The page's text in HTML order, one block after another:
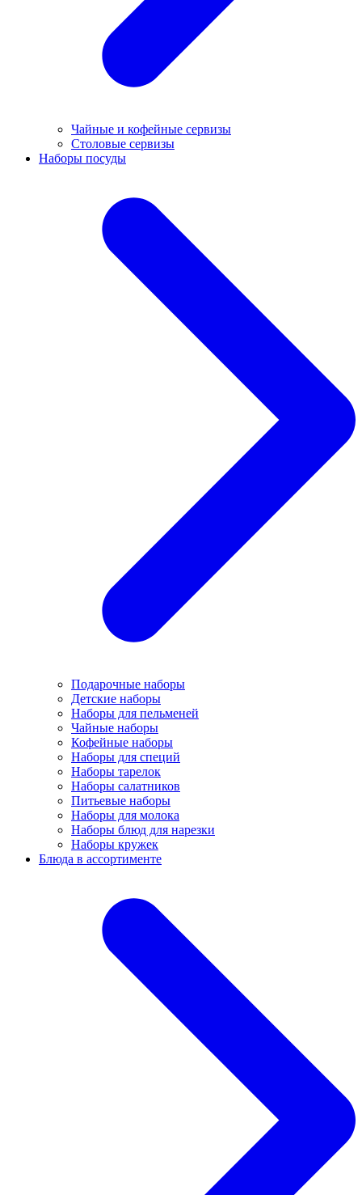
Чайные и кофейные сервизы
Столовые сервизы
Наборы посуды
Подарочные наборы
Детские наборы
Наборы для пельменей
Чайные наборы
Кофейные наборы
Наборы для специй
Наборы тарелок
Наборы салатников
Питьевые наборы
Наборы для молока
Наборы блюд для нарезки
Наборы кружек
Блюда в ассортименте